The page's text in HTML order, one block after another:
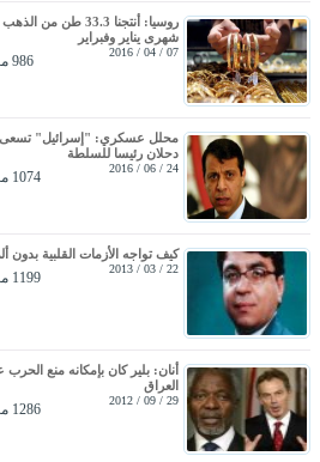
روسيا: أنتجنا 33.3 طن من
شهرى يناير وفبراير
07 / 04 / 2016
986 مشاهدة
محلل عسكري: "إسرائيل" تسعى
دحلان رئيسا للسلطة
24 / 06 / 2016
1074 مشاهدة
كيف تواجه الأزمات القلبية بدون
22 / 03 / 2013
1199 مشاهدة
أنان: بلير كان بإمكانه منع
العراق
29 / 09 / 2012
1286 مشاهدة